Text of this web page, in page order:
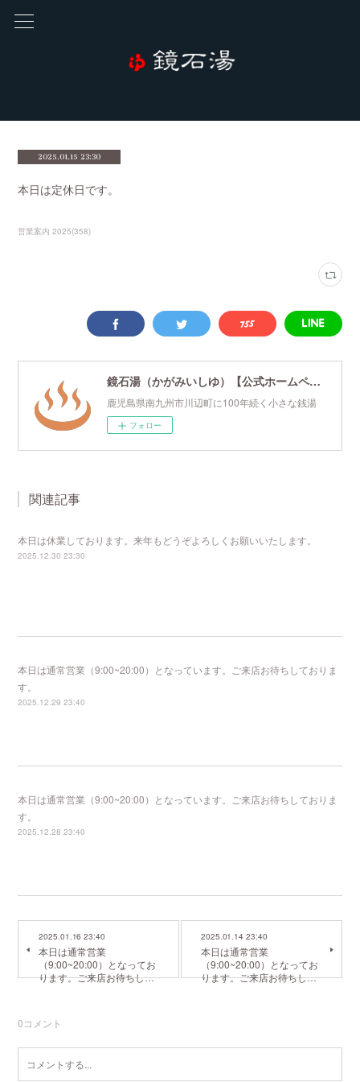
2025.01.15 23:30
本日は定休日です。
営業案内 2025(358)
鏡石湯（かがみいしゆ）【公式ホームページ】
鹿児島県南九州市川辺町に100年続く小さな銭湯
フォロー
関連記事
本日は休業しております。来年もどうぞよろしくお願いいたします。
2025.12.30 23:30
本日は通常営業（9:00~20:00）となっています。ご来店お待ちしておりま
す。
2025.12.29 23:40
本日は通常営業（9:00~20:00）となっています。ご来店お待ちしておりま
す。
2025.12.28 23:40
2025.01.16 23:40
本日は通常営業
（9:00~20:00）となってお
ります。ご来店お待ちし…
2025.01.14 23:40
本日は通常営業
（9:00~20:00）となってお
ります。ご来店お待ちし…
0コメント